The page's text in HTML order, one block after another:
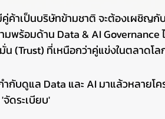
ค้าเป็นบริษัทข้ามชาติ จะต้องเผชิญกั
พร้อมด้าน Data & AI Governance
(Trust) ที่เหนือกว่าคู่แข่งในตลาดโ
กับดูแล Data และ AI มาแล้วหลายโ
ดระเบียบ'